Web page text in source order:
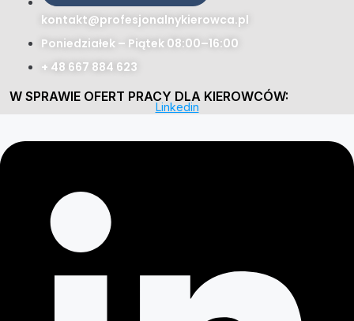
kontakt@profesjonalnykierowca.pl
Poniedziałek – Piątek 08:00–16:00
+ 48 667 884 623
W SPRAWIE OFERT PRACY DLA KIEROWCÓW:
Linkedin